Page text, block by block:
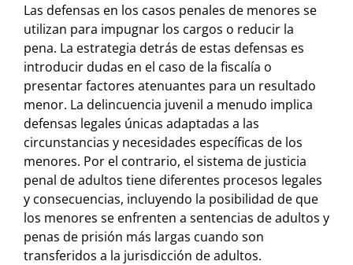
Las defensas en los casos penales de menores se
utilizan para impugnar los cargos o reducir la
pena. La estrategia detrás de estas defensas es
introducir dudas en el caso de la fiscalía o
presentar factores atenuantes para un resultado
menor. La delincuencia juvenil a menudo implica
defensas legales únicas adaptadas a las
circunstancias y necesidades específicas de los
menores. Por el contrario, el sistema de justicia
penal de adultos tiene diferentes procesos legales
y consecuencias, incluyendo la posibilidad de que
los menores se enfrenten a sentencias de adultos y
penas de prisión más largas cuando son
transferidos a la jurisdicción de adultos.